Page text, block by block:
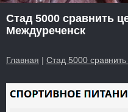
Стад 5000 сравнить
Междуреченск
Главная | Стад 5000